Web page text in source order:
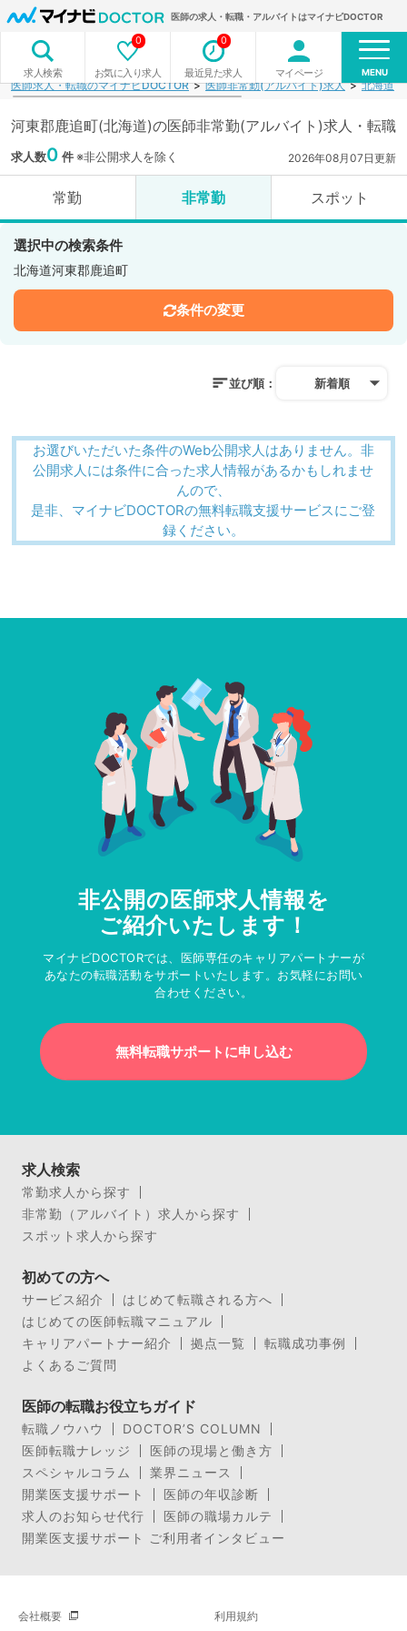
医師の求人・転職・アルバイトはマイナビDOCTOR
求人検索 お気に入り求人
0
最近見た求人
0
マイページ MENU
医師求人・転職のマイナビDOCTOR 医師非常勤(アルバイト)求人 北海道
河東郡鹿追町(北海道)の医師非常勤(アルバイト)求人・転職
求人数0 件※非公開求人を除く 2026年08月07日更新
常勤 非常勤 スポット
選択中の検索条件
北海道河東郡鹿追町
条件の変更
並び順： 新着順
お選びいただいた条件のWeb公開求人はありません。非
公開求人には条件に合った求人情報があるかもしれませ
んので、
是非、マイナビDOCTORの無料転職支援サービスにご登
録ください。
非公開の医師求人情報を
ご紹介いたします！
マイナビDOCTORでは、医師専任のキャリアパートナーが
あなたの転職活動をサポートいたします。お気軽にお問い
合わせください。
無料転職サポートに申し込む
求人検索
常勤求人から探す
非常勤（アルバイト）求人から探す
スポット求人から探す
初めての方へ
サービス紹介
はじめて転職される方へ
はじめての医師転職マニュアル
キャリアパートナー紹介
拠点一覧
転職成功事例
よくあるご質問
医師の転職お役立ちガイド
転職ノウハウ
DOCTOR’S COLUMN
医師転職ナレッジ
医師の現場と働き方
スペシャルコラム
業界ニュース
開業医支援サポート
医師の年収診断
求人のお知らせ代行
医師の職場カルテ
開業医支援サポート ご利用者インタビュー
会社概要 利用規約